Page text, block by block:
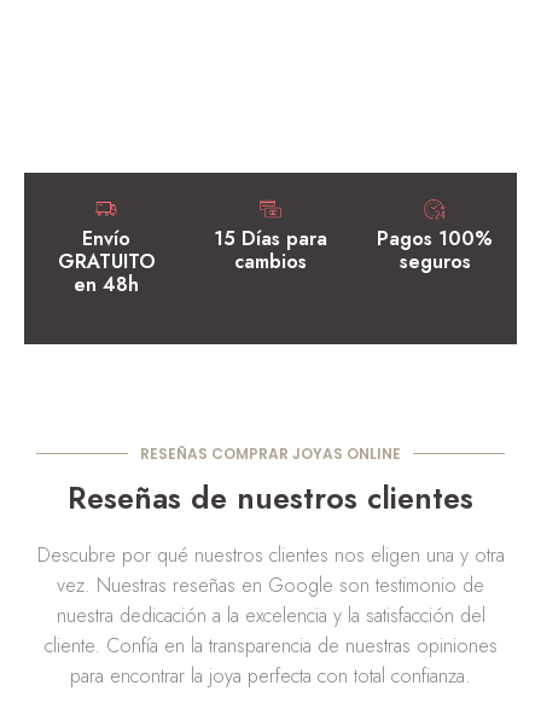
Envío
GRATUITO
en 48h
15 Días para
cambios
Pagos 100%
seguros
RESEÑAS COMPRAR JOYAS ONLINE
Reseñas de nuestros clientes
Descubre por qué nuestros clientes nos eligen una y otra
vez. Nuestras reseñas en Google son testimonio de
nuestra dedicación a la excelencia y la satisfacción del
cliente. Confía en la transparencia de nuestras opiniones
para encontrar la joya perfecta con total confianza.